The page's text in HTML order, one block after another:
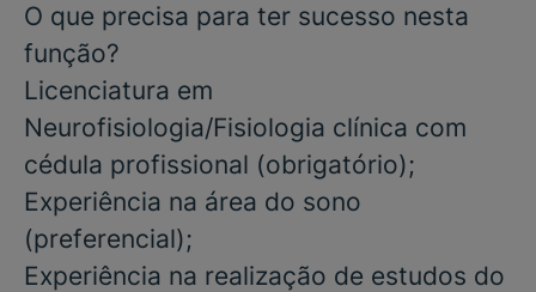
O que precisa para ter sucesso nesta
função?
Licenciatura em
Neurofisiologia/Fisiologia clínica com
cédula profissional (obrigatório);
Experiência na área do sono
(preferencial);
Experiência na realização de estudos do